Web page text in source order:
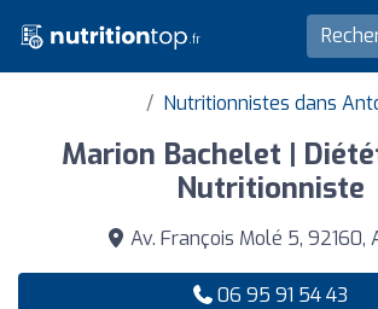
Nutritionnistes dans
Marion Bachelet |
Nutritionniste
Av. François Molé 5, 92160,
06 95 91 54 43